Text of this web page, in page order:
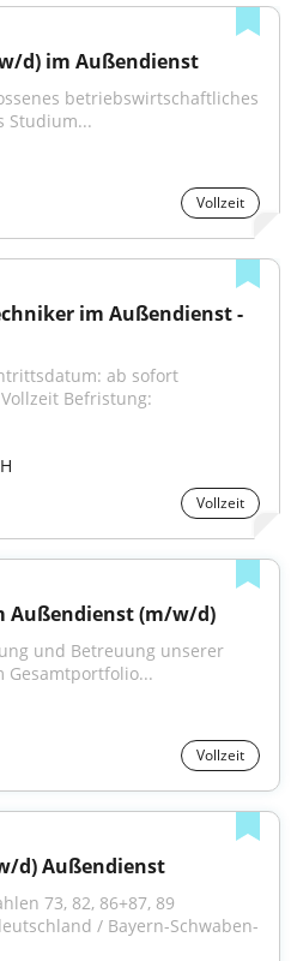
d) im Außendienst
betriebswirtschaftliches
Studium...
Vollzeit
im Außendienst -
ab sofort
Befristung:
Vollzeit
Außendienst (m/w/d)
und Betreuung unserer
Gesamtportfolio...
Vollzeit
d) Außendienst
/ Bayern-Schwaben-